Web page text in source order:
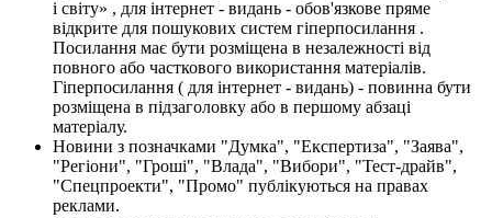
і світу» , для інтернет - видань - обов'язкове пряме
відкрите для пошукових систем гіперпосилання .
Посилання має бути розміщена в незалежності від
повного або часткового використання матеріалів.
Гіперпосилання ( для інтернет - видань) - повинна бути
розміщена в підзаголовку або в першому абзаці
матеріалу.
Новини з позначками "Думка", "Експертиза", "Заява",
"Регіони", "Гроші", "Влада", "Вибори", "Тест-драйв",
"Спецпроекти", "Промо" публікуються на правах
реклами.